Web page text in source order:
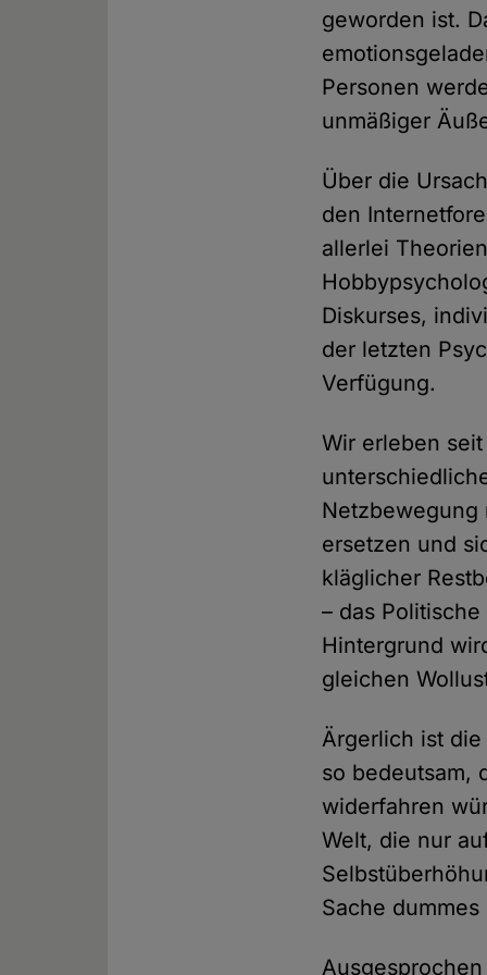
geworden ist.
Personen
unmäßiger
Über die
den
allerlei
Diskurses,
der letzten
Verfügung.
Wir erleben
Netzbewegung
ersetzen und
kläglicher
– das
Hintergrund
gleichen
Ärgerlich ist
so bedeutsam,
widerfahren
Welt, die nur
Sache dummes